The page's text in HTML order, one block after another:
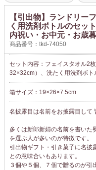
【引出物】ランドリー
く用洗剤ボトルのセッ
内祝い・お中元・お歳
商品番号：tkd-74050
セット内容：フェイスタオル2
32×32cm）、洗たく用洗剤ボト
箱サイズ：19×26×7.5cm
名披露目は名前をお披露目して
多くは新郎新婦の名前を書いた
を選ぶ人が多いのが特徴です。
引出物ギフト・引き菓子に名披
との意味合いもあります。
３個や５個、７個で贈るのが引